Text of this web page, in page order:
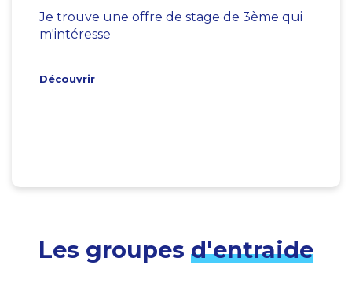
Je trouve une offre de stage de 3ème qui
m'intéresse
Découvrir
Les groupes d'entraide